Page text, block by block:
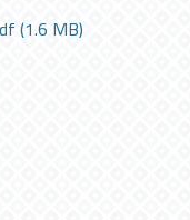
(1.6 MB)